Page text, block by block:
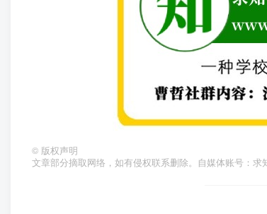
© 版权声明
文章部分摘取网络，如有侵权联系删除。自媒体账号：求